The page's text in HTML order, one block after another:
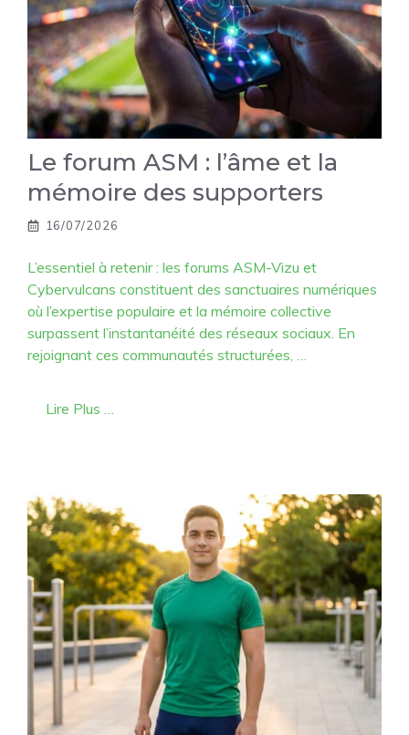
Le forum ASM : l’âme et la
mémoire des supporters
16/07/2026
L’essentiel à retenir : les forums ASM-Vizu et
Cybervulcans constituent des sanctuaires numériques
où l’expertise populaire et la mémoire collective
surpassent l’instantanéité des réseaux sociaux. En
rejoignant ces communautés structurées, …
Lire Plus …